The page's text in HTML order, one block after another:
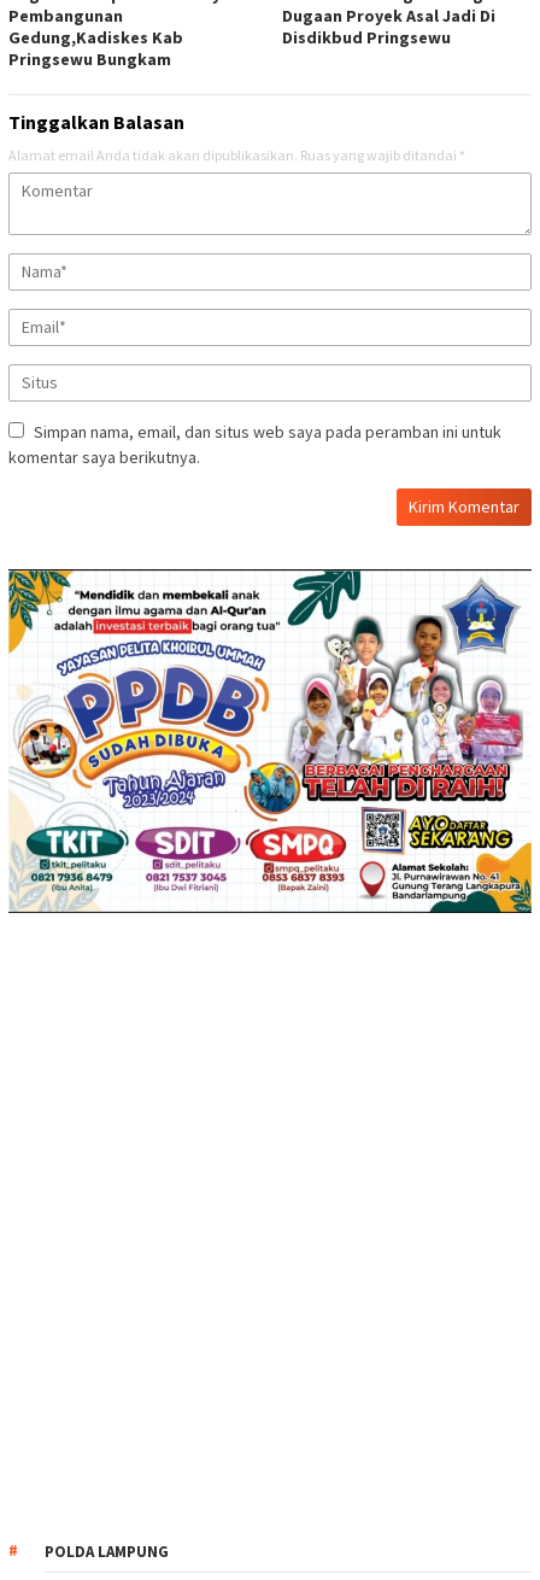
Pembangunan
Gedung,Kadiskes Kab
Pringsewu Bungkam
Dugaan Proyek Asal Jadi Di
Disdikbud Pringsewu
Tinggalkan Balasan
Alamat email Anda tidak akan dipublikasikan. Ruas yang wajib ditandai *
Simpan nama, email, dan situs web saya pada peramban ini untuk
komentar saya berikutnya.
POLDA LAMPUNG